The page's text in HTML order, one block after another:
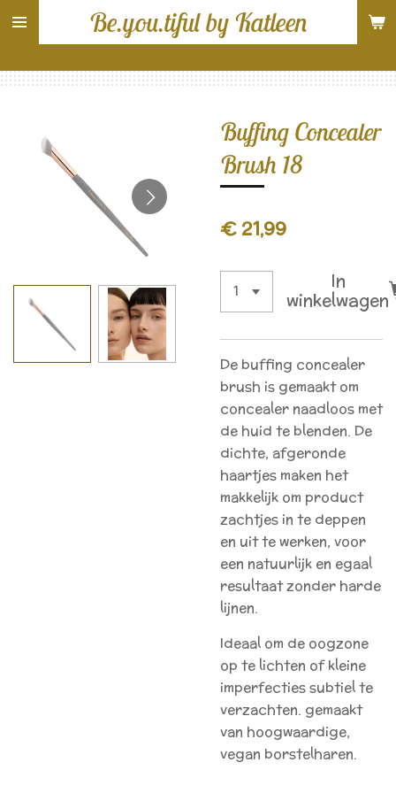
Ga
direct
de
Be.you.tiful by Katleen
Buffing Concealer
Brush 18
€ 21,99
In
winkelwagen
De buffing concealer
brush is gemaakt om
concealer naadloos met
de huid te blenden. De
dichte, afgeronde
haartjes maken het
makkelijk om product
zachtjes in te deppen
en uit te werken, voor
een natuurlijk en egaal
resultaat zonder harde
lijnen.
Ideaal om de oogzone
op te lichten of kleine
imperfecties subtiel te
verzachten. gemaakt
van hoogwaardige,
vegan borstelharen.